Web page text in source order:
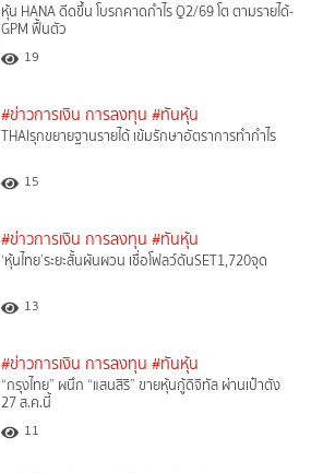
หุ้น HANA ดีดขึ้น โบรกคาดกำไร Q2/69 โต ตามรายได้-
GPM ฟื้นตัว
19
#ข่าวการเงิน การลงทุน #ทันหุ้น
THAIรุกขยายฐานรายได้ เข้มรักษาอัตราการทำกำไร
15
#ข่าวการเงิน การลงทุน #ทันหุ้น
‘หุ้นไทย’ระยะสั้นผันผวน เชื่อโฟลว์ดันSET1,720จุด
13
#ข่าวการเงิน การลงทุน #ทันหุ้น
“กรุงไทย” ผนึก “แสนสิริ” ขายหุ้นกู้ดิจิทัล ผ่านเป๋าตัง
27 ส.ค.นี้
11